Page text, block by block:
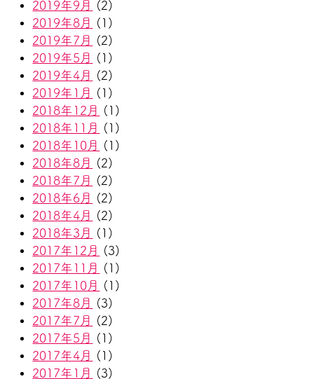
2019年9月
(2)
2019年8月
(1)
2019年7月
(2)
2019年5月
(1)
2019年4月
(2)
2019年1月
(1)
2018年12月
(1)
2018年11月
(1)
2018年10月
(1)
2018年8月
(2)
2018年7月
(2)
2018年6月
(2)
2018年4月
(2)
2018年3月
(1)
2017年12月
(3)
2017年11月
(1)
2017年10月
(1)
2017年8月
(3)
2017年7月
(2)
2017年5月
(1)
2017年4月
(1)
2017年1月
(3)